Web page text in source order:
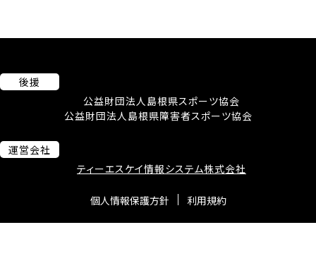
後援
公益財団法人島根県スポーツ協会
公益財団法人島根県障害者スポーツ協会
運営会社
ティーエスケイ情報システム株式会社
個人情報保護方針 利用規約